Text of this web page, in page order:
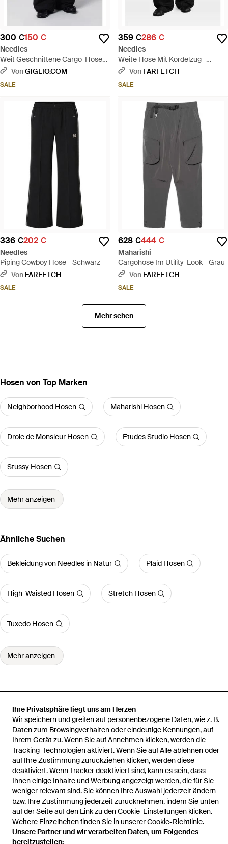
Ihre Privatsphäre liegt uns am Herzen
Wir speichern und greifen auf personenbezogene Daten, wie z. B.
Daten zum Browsingverhalten oder eindeutige Kennungen, auf
Ihrem Gerät zu. Wenn Sie auf Annehmen klicken, werden die
Tracking-Technologien aktiviert. Wenn Sie auf Alle ablehnen oder
auf Ihre Zustimmung zurückziehen klicken, werden diese
deaktiviert. Wenn Tracker deaktiviert sind, kann es sein, dass
Ihnen einige Inhalte und Werbung angezeigt werden, die für Sie
weniger relevant sind. Sie können Ihre Auswahl jederzeit ändern
bzw. Ihre Zustimmung jederzeit zurücknehmen, indem Sie unten
auf der Seite auf den Link zu den Cookie-Einstellungen klicken.
Weitere Einzelheiten finden Sie in unsererCookie-Richtlinie.
Unsere Partner und wir verarbeiten Daten, um Folgendes
bereitzustellen:
300 €150 €
Needles
Weit Geschnittene Cargo-Hose
Aus Baumwollmischung Mit
VonGIGLIO.COM
SALE
359 €286 €
Needles
Weite Hose Mit Kordelzug -
Schwarz
Von FARFETCH
SALE
336 €202 €
Needles
Piping Cowboy Hose - Schwarz
Von FARFETCH
SALE
628 €444 €
Maharishi
Cargohose Im Utility-Look - Grau
Von FARFETCH
SALE
Mehr sehen
Hosen von Top Marken
Neighborhood Hosen Maharishi Hosen
Drole de Monsieur Hosen Etudes Studio Hosen
Stussy Hosen
Mehr anzeigen
Ähnliche Suchen
Bekleidung von Needles in Natur Plaid Hosen
High-Waisted Hosen Stretch Hosen
Tuxedo Hosen
Mehr anzeigen
Startseite Herren Hosen Needles Hosen
Patchwork-Look
Hilfe und Informationen